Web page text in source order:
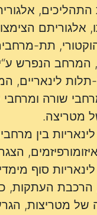
התהליכים,
אלגוריתם
תת-מרחבים
המרחב הנפרש
תלות לינאריים,
שורה
מטריצה.
בין
סוף
הרכבת העתקות,
של מטריצות,